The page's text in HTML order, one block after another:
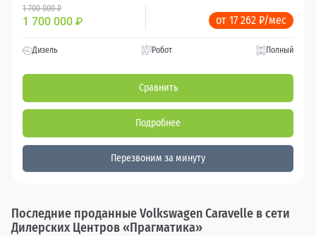
1 700 000 ₽
1 700 000 ₽ от 17 262 ₽/мес
Дизель Робот Полный
Сравнить
Подробнее
Перезвоним за минуту
Последние проданные Volkswagen Caravelle в сети
Дилерских Центров «Прагматика»